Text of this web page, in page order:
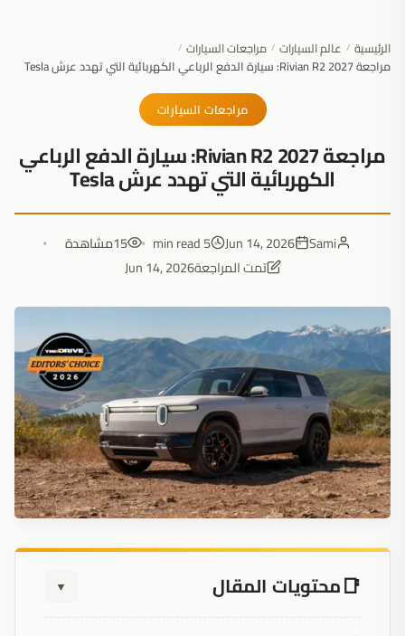
الرئيسية / عالم السيارات / مراجعات السيارات /
مراجعة 2027 Rivian R2: سيارة الدفع الرباعي الكهربائية التي تهدد عرش Tesla
مراجعات السيارات
مراجعة 2027 Rivian R2: سيارة الدفع الرباعي
الكهربائية التي تهدد عرش Tesla
Sami
Jun 14, 2026
5 min read
15مشاهدة
تمت المراجعةJun 14, 2026
محتويات المقال ▼